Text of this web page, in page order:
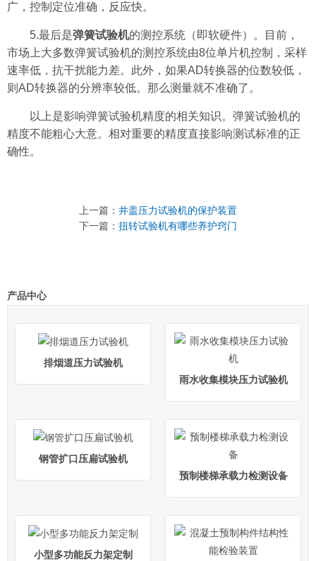
广，控制定位准确，反应快。
5.最后是弹簧试验机的测控系统（即软硬件）。目前，
市场上大多数弹簧试验机的测控系统由8位单片机控制，采样
速率低，抗干扰能力差。此外，如果AD转换器的位数较低，
则AD转换器的分辨率较低。那么测量就不准确了。
以上是影响弹簧试验机精度的相关知识。弹簧试验机的
精度不能粗心大意。相对重要的精度直接影响测试标准的正
确性。
上一篇： 井盖压力试验机的保护装置
下一篇： 扭转试验机有哪些养护窍门
产品中心
排烟道压力试验机
雨水收集模块压力试验机
钢管扩口压扁试验机
预制楼梯承载力检测设备
小型多功能反力架定制